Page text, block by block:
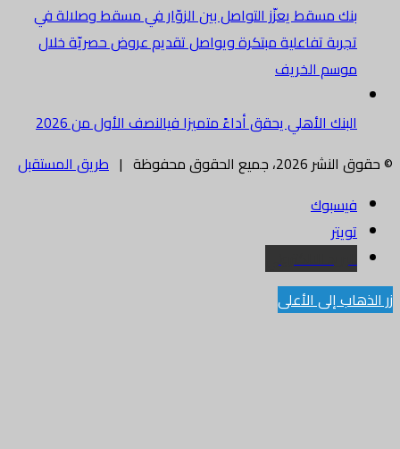
بنك مسقط يعزّز التواصل بين الزوّار في مسقط وصلالة في
تجربة تفاعلية مبتكرة ويواصل تقديم عروض حصريّة خلال
موسم الخريف
البنك الأهلي يحقق أداءً متميزا فيالنصف الأول من 2026
© حقوق النشر 2026، جميع الحقوق محفوظة |
طريق المستقبل
فيسبوك
تويتر
البريد الالكتروني
زر الذهاب إلى الأعلى